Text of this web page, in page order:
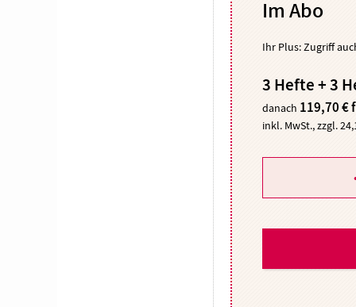
Im Abo
Ihr Plus: Zugriff
3 Hefte + 3
danach 119,70 €
inkl. MwSt., zzgl.